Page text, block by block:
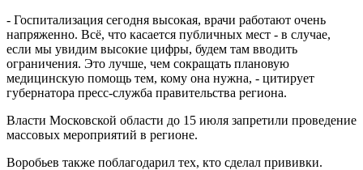
- Госпитализация сегодня высокая, врачи работают очень
напряженно. Всё, что касается публичных мест - в случае,
если мы увидим высокие цифры, будем там вводить
ограничения. Это лучше, чем сокращать плановую
медицинскую помощь тем, кому она нужна, - цитирует
губернатора пресс-служба правительства региона.
Власти Московской области до 15 июля запретили проведение
массовых мероприятий в регионе.
Воробьев также поблагодарил тех, кто сделал прививки.